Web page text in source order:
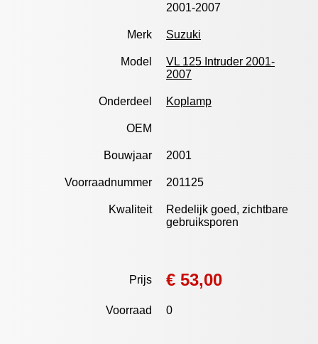
2001-2007
Merk Suzuki
Model
VL 125 Intruder 2001-
2007
Onderdeel Koplamp
OEM
Bouwjaar 2001
Voorraadnummer 201125
Kwaliteit
Redelijk goed, zichtbare
gebruiksporen
Prijs € 53,00
Voorraad 0